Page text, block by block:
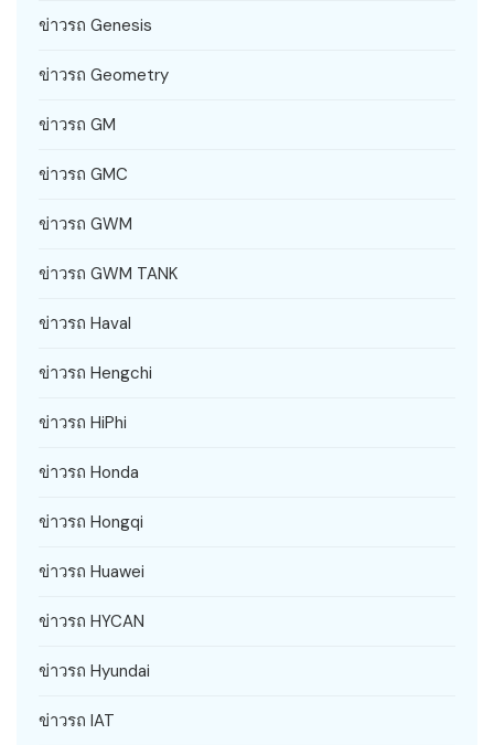
ข่าวรถ Genesis
ข่าวรถ Geometry
ข่าวรถ GM
ข่าวรถ GMC
ข่าวรถ GWM
ข่าวรถ GWM TANK
ข่าวรถ Haval
ข่าวรถ Hengchi
ข่าวรถ HiPhi
ข่าวรถ Honda
ข่าวรถ Hongqi
ข่าวรถ Huawei
ข่าวรถ HYCAN
ข่าวรถ Hyundai
ข่าวรถ IAT